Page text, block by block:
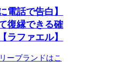
電話で告白】
復縁できる確
ラファエル】
ーブランドはこ